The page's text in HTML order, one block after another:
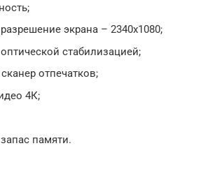
экрана – 2340х1080;
стабилизацией;
отпечатков;
4К;
памяти.